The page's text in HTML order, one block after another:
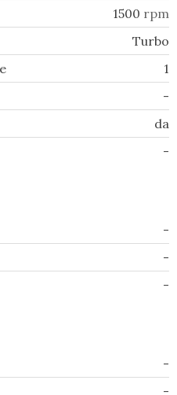
1500 rpm
Turbo
1
-
da
-
-
-
-
-
-